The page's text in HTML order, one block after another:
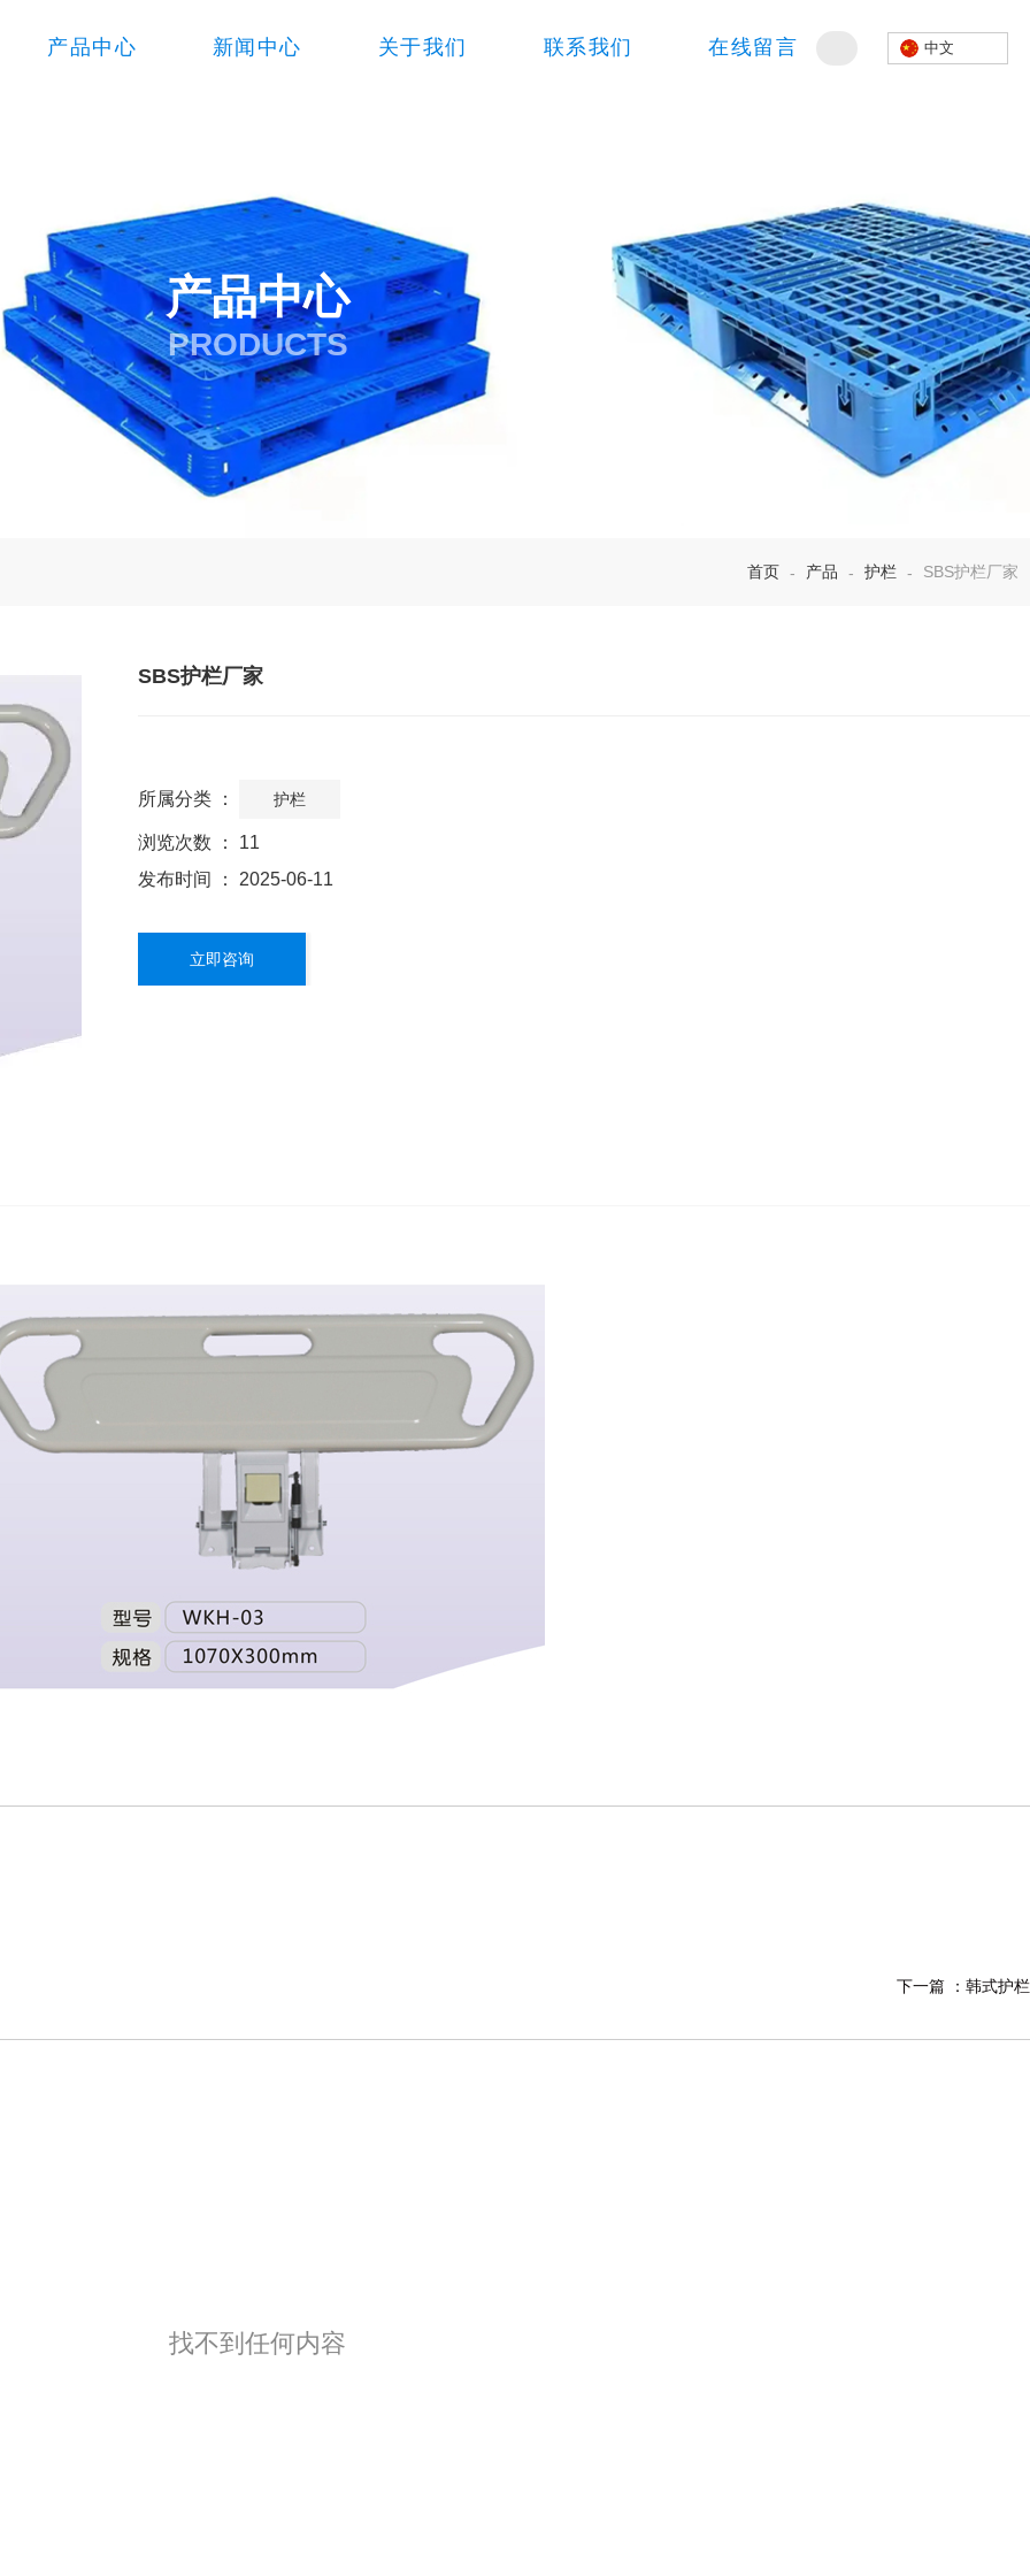
产品中心 新闻中心 关于我们 联系我们 在线留言 中文
产品中心
PRODUCTS
首页 - 产品 - 护栏 - SBS护栏厂家
SBS护栏厂家
所属分类 ： 护栏
浏览次数 ： 11
发布时间 ： 2025-06-11
立即咨询
下一篇 ： 韩式护栏
找不到任何内容